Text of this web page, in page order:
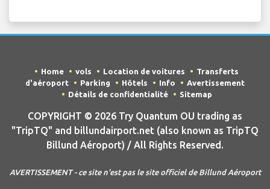
Home vols Location de voitures
Transferts
d'aéroport
Parking Hôtels Info
Avertissement
Détails de confidentialité
Sitemap
COPYRIGHT © 2026 Try Quantum OU trading as
"TripTQ" and billundairport.net (also known as TripTQ
Billund Aéroport) / All Rights Reserved.
AVERTISSEMENT - ce site n'est pas le site officiel de Billund Aéroport